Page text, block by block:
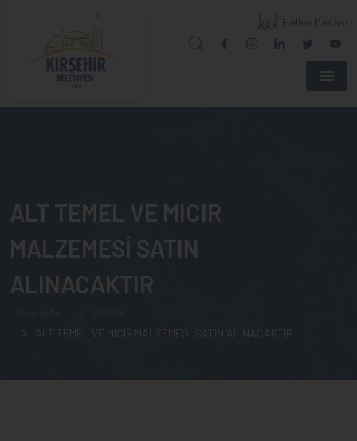
Halkın Masası
Menu
ALT TEMEL VE MICIR
MALZEMESİ SATIN
ALINACAKTIR
ALT TEMEL VE MICIR MALZEMESİ SATIN ALINACAKTIR